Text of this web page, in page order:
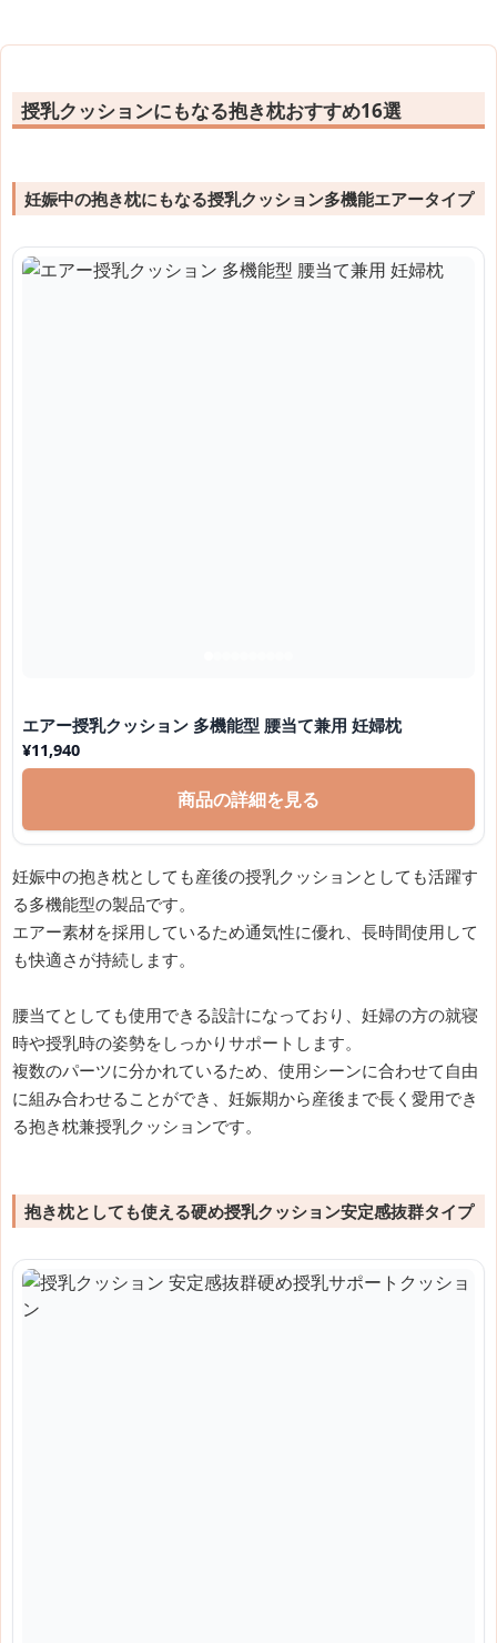
授乳クッションにもなる抱き枕おすすめ16選
妊娠中の抱き枕にもなる授乳クッション多機能エアータイプ
エアー授乳クッション 多機能型 腰当て兼用 妊婦枕
¥11,940
商品の詳細を見る
妊娠中の抱き枕としても産後の授乳クッションとしても活躍す
る多機能型の製品です。
エアー素材を採用しているため通気性に優れ、長時間使用して
も快適さが持続します。
腰当てとしても使用できる設計になっており、妊婦の方の就寝
時や授乳時の姿勢をしっかりサポートします。
複数のパーツに分かれているため、使用シーンに合わせて自由
に組み合わせることができ、妊娠期から産後まで長く愛用でき
る抱き枕兼授乳クッションです。
抱き枕としても使える硬め授乳クッション安定感抜群タイプ